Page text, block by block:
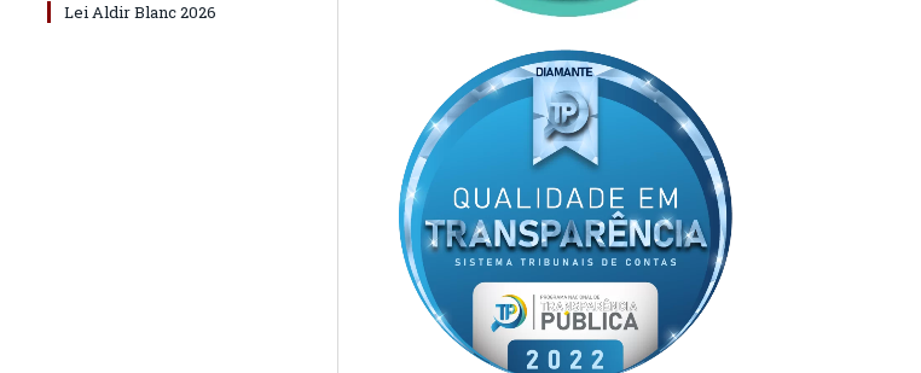
Lei Aldir Blanc 2026